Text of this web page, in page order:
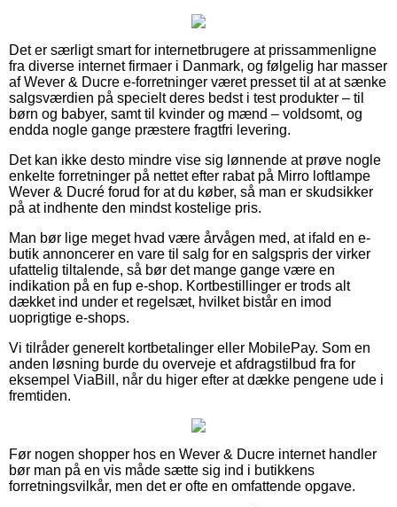
Det er særligt smart for internetbrugere at prissammenligne
fra diverse internet firmaer i Danmark, og følgelig har masser
af Wever & Ducre e-forretninger været presset til at at sænke
salgsværdien på specielt deres bedst i test produkter – til
børn og babyer, samt til kvinder og mænd – voldsomt, og
endda nogle gange præstere fragtfri levering.
Det kan ikke desto mindre vise sig lønnende at prøve nogle
enkelte forretninger på nettet efter rabat på Mirro loftlampe
Wever & Ducré forud for at du køber, så man er skudsikker
på at indhente den mindst kostelige pris.
Man bør lige meget hvad være årvågen med, at ifald en e-
butik annoncerer en vare til salg for en salgspris der virker
ufattelig tiltalende, så bør det mange gange være en
indikation på en fup e-shop. Kortbestillinger er trods alt
dækket ind under et regelsæt, hvilket bistår en imod
uoprigtige e-shops.
Vi tilråder generelt kortbetalinger eller MobilePay. Som en
anden løsning burde du overveje et afdragstilbud fra for
eksempel ViaBill, når du higer efter at dække pengene ude i
fremtiden.
Før nogen shopper hos en Wever & Ducre internet handler
bør man på en vis måde sætte sig ind i butikkens
forretningsvilkår, men det er ofte en omfattende opgave.